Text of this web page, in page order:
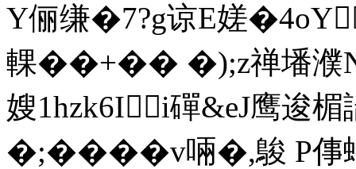
Y俪缣�7?g谅E嫅
輠��+�� �);z禅墦濮N
嫂1hzk6Ii磾&eJ鹰逡
�;����v啢�, 鵔 P